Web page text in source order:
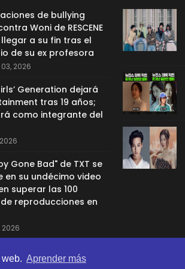
Aprender más
de bullying
Woni de RESCENE
a su fin tras el
de su ex profesora
2026
Generation dejará
tras 19 años;
como integrante del
Gone Bad" de TXT se
en su undécimo video
superar las 100
reproducciones en
2026